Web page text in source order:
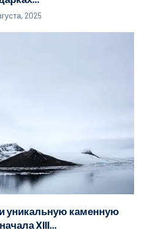
2025
уникальную каменную
XIII...